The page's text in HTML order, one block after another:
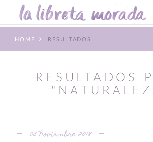
HOME RESULTADOS
RESULTADOS
05 Noviembre 2018